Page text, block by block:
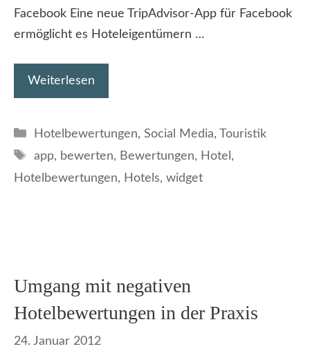
Facebook Eine neue TripAdvisor-App für Facebook
ermöglicht es Hoteleigentümern …
Weiterlesen
Kategorien
Hotelbewertungen, Social Media, Touristik
Schlagwörter
app, bewerten, Bewertungen, Hotel ,
Hotelbewertungen, Hotels, widget
Umgang mit negativen
Hotelbewertungen in der Praxis
24. Januar 2012